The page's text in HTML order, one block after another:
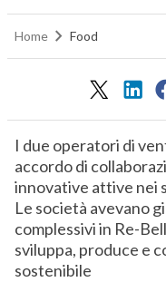
Home Food
I due operatori di
accordo di
innovative attive nei
Le società avevano
complessivi in Re-
sviluppa, produce e
sostenibile